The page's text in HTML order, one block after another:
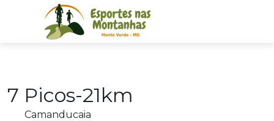
7 Picos-21km
Camanducaia